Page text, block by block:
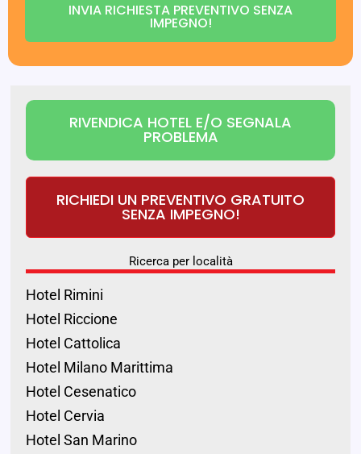
INVIA RICHIESTA PREVENTIVO SENZA
IMPEGNO!
RIVENDICA HOTEL E/O SEGNALA
PROBLEMA
RICHIEDI UN PREVENTIVO GRATUITO
SENZA IMPEGNO!
Ricerca per località
Hotel Rimini
Hotel Riccione
Hotel Cattolica
Hotel Milano Marittima
Hotel Cesenatico
Hotel Cervia
Hotel San Marino